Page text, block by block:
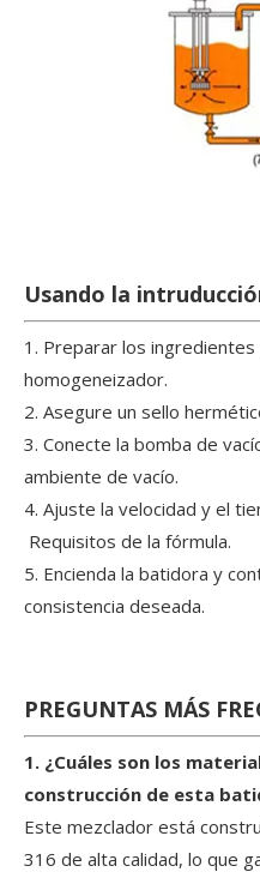
Usando la
1. Preparar los
homogeneizador.
2. Asegure un sello
3. Conecte la bomba de
ambiente de vacío.
4. Ajuste la velocidad y el
Requisitos de la fórmula.
5. Encienda la batidora y
consistencia deseada.
PREGUNTAS MÁS
1. ¿Cuáles son los
construcción de esta
Este mezclador está
316 de alta calidad, lo que